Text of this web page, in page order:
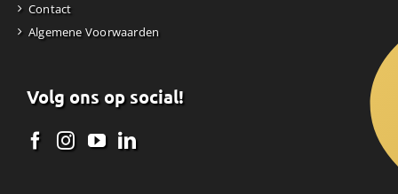
Contact
Algemene Voorwaarden
Volg ons op social!